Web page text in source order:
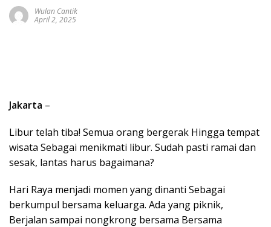
Wulan Cantik
April 2, 2025
Jakarta –
Libur telah tiba! Semua orang bergerak Hingga tempat
wisata Sebagai menikmati libur. Sudah pasti ramai dan
sesak, lantas harus bagaimana?
Hari Raya menjadi momen yang dinanti Sebagai
berkumpul bersama keluarga. Ada yang piknik,
Berjalan sampai nongkrong bersama Bersama